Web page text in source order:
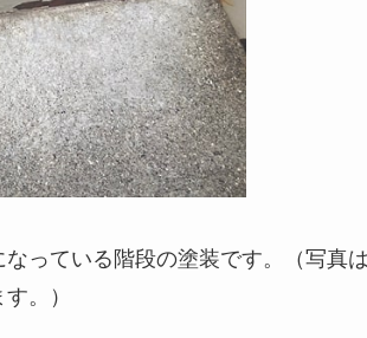
っている階段の塗装です。（写真は
。）